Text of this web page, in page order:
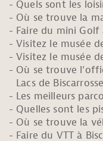
Quels sont les
Où se trouve la
Faire du mini Golf
Visitez le musée
Visitez le musée
Où se trouve
Lacs de
Les meilleurs
Quelles sont les
Où se trouve la
Faire du VTT à